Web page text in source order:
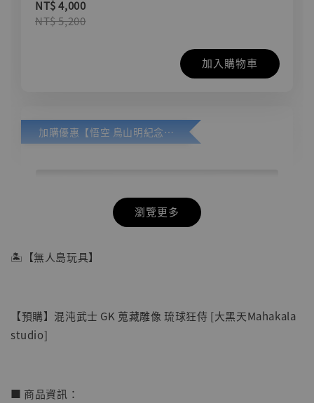
NT$ 4,000
NT$ 5,200
加入購物車
加購優惠【悟空 鳥山明紀念款 [奇蹟工作室]】
瀏覽更多
🏝【無人島玩具】
【預購】混沌武士 GK 蒐藏雕像 琉球狂侍 [大黑天Mahakala
studio]
■ 商品資訊：